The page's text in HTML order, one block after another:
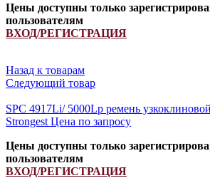
Цены доступны только
пользователям
ВХОД/РЕГИСТРАЦИЯ
Назад к товарам
Следующий товар
SPC 4917Li/ 5000Lp ремень
Strongest Цена по запросу
Цены доступны только
пользователям
ВХОД/РЕГИСТРАЦИЯ